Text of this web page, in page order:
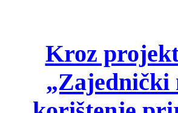
Kroz
„Zajednički